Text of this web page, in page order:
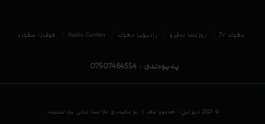
دھوك TV روژناما ئەڤرۆ رادیۆیا دهۆك Radio Garden كوڤارا سڤۆره‌
پەیوەندی : 07507464554
© 2021 دیزاین - هه‌موو ماف ژ بۆ مالپه‌رێ ئاژانسا خانی پاراستینه‌.